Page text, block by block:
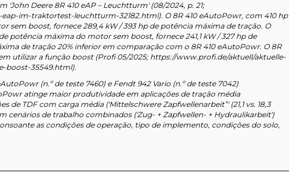
Deere 8R 410 eAP – Leuchtturm' (08/2024, p. 21;
im-traktortest-leuchtturm-32182.html). O 8R 410 eAutoPowr, com 410 hp
sem boost, fornece 289,4 kW / 393 hp de potência máxima de tração. O
potência máxima do motor sem boost, fornece 241,1 kW / 327 hp de
de tração 20% inferior em comparação com o 8R 410 eAutoPowr. O 8R
utilizar a função boost (Profi 05/2025; https://www.profi.de/aktuell/aktuelle-
boost-35549.html).
(n.º de teste 7460) e Fendt 942 Vario (n.º de teste 7042)
atinge maior produtividade em aplicações de tração média
de TDF com carga média ('Mittelschwere Zapfwellenarbeit”' (21,1 vs. 18,3
cenários de trabalho combinados ('Zug- + Zapfwellen- + Hydraulikarbeit')
as condições de operação, tipo de implemento, condições do solo,